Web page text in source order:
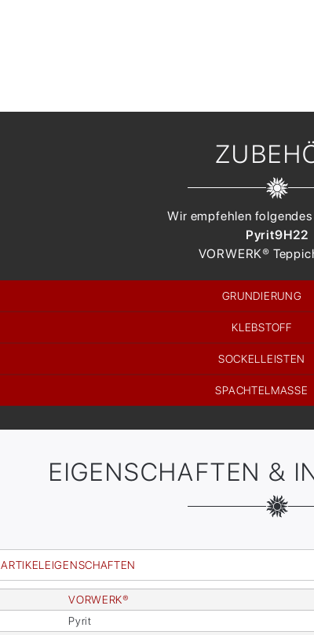
Wir empfehlen folgendes
Pyrit9H22
VORWERK®
GRUNDIERUNG
KLEBSTOFF
SOCKELLEISTEN
SPACHTELMASSE
EIGENSCHAFTEN &
ARTIKELEIGENSCHAFTEN
VOR­WER­K®
Py­rit